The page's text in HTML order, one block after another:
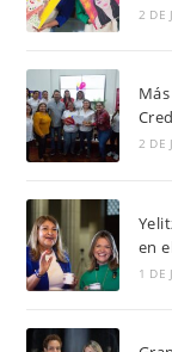
2 DE
2 DE
en
1 DE